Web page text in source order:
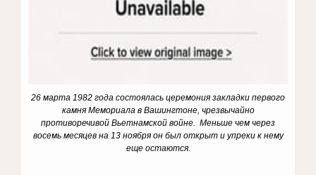
26 марта 1982 года состоялась церемония закладки первого
камня Мемориала в Вашингтоне, чрезвычайно
противоречивой Вьетнамской войне. Меньше чем через
восемь месяцев на 13 ноября он был открыт и упреки к нему
еще остаются.